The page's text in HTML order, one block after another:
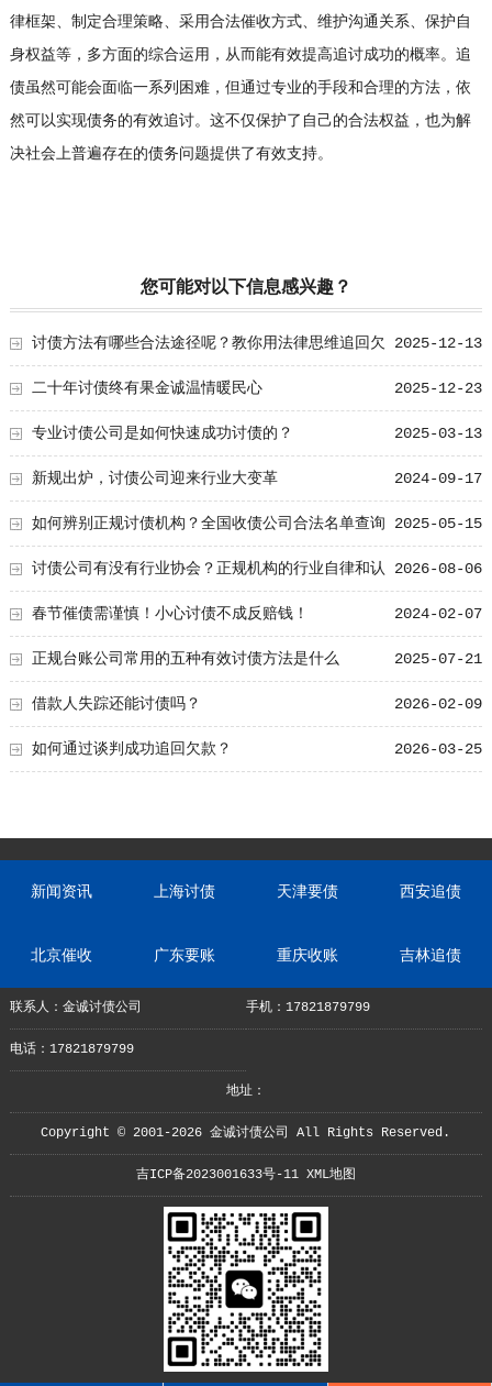
律框架、制定合理策略、采用合法催收方式、维护沟通关系、保护自
身权益等，多方面的综合运用，从而能有效提高追讨成功的概率。追
债虽然可能会面临一系列困难，但通过专业的手段和合理的方法，依
然可以实现债务的有效追讨。这不仅保护了自己的合法权益，也为解
决社会上普遍存在的债务问题提供了有效支持。
您可能对以下信息感兴趣？
2025-12-13
讨债方法有哪些合法途径呢？教你用法律思维追回欠
款 2025-12-23
二十年讨债终有果金诚温情暖民心
2025-03-13
专业讨债公司是如何快速成功讨债的？
2024-09-17
新规出炉，讨债公司迎来行业大变革
2025-05-15
如何辨别正规讨债机构？全国收债公司合法名单查询
方式 2026-08-06
讨债公司有没有行业协会？正规机构的行业自律和认
证 2024-02-07
春节催债需谨慎！小心讨债不成反赔钱！
2025-07-21
正规台账公司常用的五种有效讨债方法是什么
2026-02-09
借款人失踪还能讨债吗？
2026-03-25
如何通过谈判成功追回欠款？
新闻资讯 上海讨债 天津要债 西安追债
北京催收 广东要账 重庆收账 吉林追债
联系人：金诚讨债公司 手机：17821879799
电话：17821879799
地址：
Copyright © 2001-2026 金诚讨债公司 All Rights Reserved.
吉ICP备2023001633号-11 XML地图